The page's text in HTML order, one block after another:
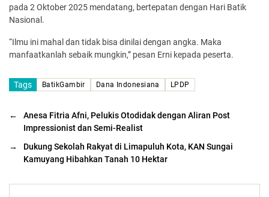
pada 2 Oktober 2025 mendatang, bertepatan dengan Hari Batik
Nasional.
“Ilmu ini mahal dan tidak bisa dinilai dengan angka. Maka
manfaatkanlah sebaik mungkin,” pesan Erni kepada peserta.
Tags BatikGambir Dana Indonesiana LPDP
←
Anesa Fitria Afni, Pelukis Otodidak dengan Aliran Post
Impressionist dan Semi-Realist
→
Dukung Sekolah Rakyat di Limapuluh Kota, KAN Sungai
Kamuyang Hibahkan Tanah 10 Hektar